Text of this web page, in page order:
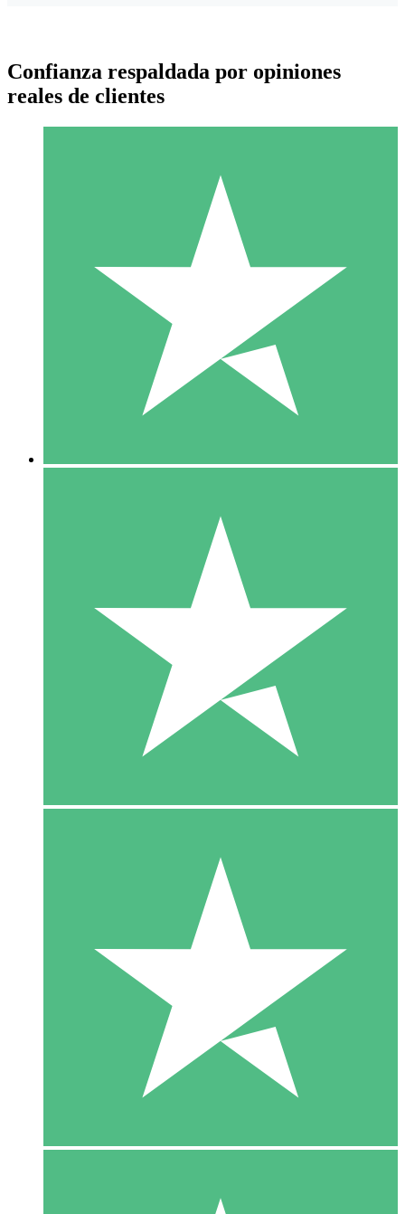
Paquetes de Créditos Individuales
Paga según el uso con créditos de descarga. Sin compromiso
10 00
10 Descargas
20 00
Confianza respaldada por opiniones
reales de clientes